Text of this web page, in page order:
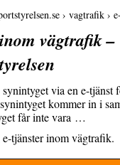
› vagtrafik ›
vägtrafik –
via en e-tjänst
kommer in i
får inte vara …
tjänster inom vägtrafik.